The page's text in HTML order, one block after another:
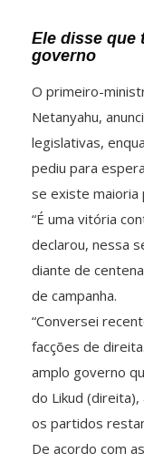
Ele disse que
governo
O primeiro-
Netanyahu,
legislativas,
pediu para
se existe maioria
“É uma vitória
declarou, nessa
diante de
de campanha.
“Conversei
facções de
amplo governo
do Likud
os partidos
De acordo com